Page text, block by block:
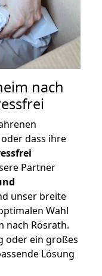
nach
dass ihre
Partner
unser breite
Wahl
nach Rösrath.
oder ein großes
Lösung